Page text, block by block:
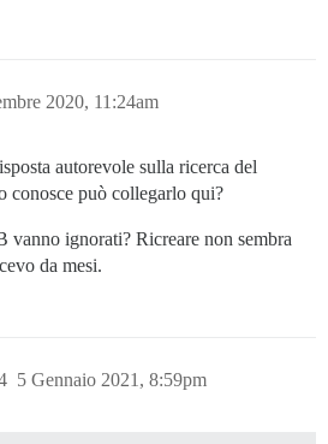
2020, 11:24am
autorevole sulla ricerca del
conosce può collegarlo qui?
ignorati? Ricreare non sembra
da mesi.
5 Gennaio 2021, 8:59pm